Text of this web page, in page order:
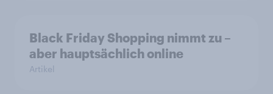
Black Friday Shopping nimmt zu –
aber hauptsächlich online
Artikel